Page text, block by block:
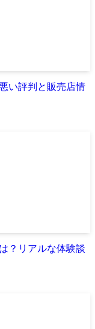
い評判と販売店情
？リアルな体験談